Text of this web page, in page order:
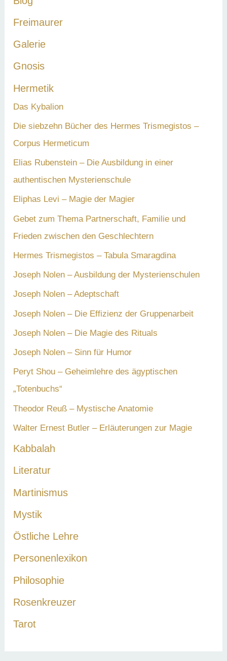
:Freimaurer
Galerie
Gnosis
Hermetik
Das Kybalion
Die siebzehn Bücher des Hermes Trismegistos –
Corpus Hermeticum
Elias Rubenstein – Die Ausbildung in einer
authentischen Mysterienschule
Eliphas Levi – Magie der Magier
Gebet zum Thema Partnerschaft, Familie und
Frieden zwischen den Geschlechtern
Hermes Trismegistos – Tabula Smaragdina
Joseph Nolen – Ausbildung der Mysterienschulen
Joseph Nolen – Adeptschaft
Joseph Nolen – Die Effizienz der Gruppenarbeit
Joseph Nolen – Die Magie des Rituals
Joseph Nolen – Sinn für Humor
Peryt Shou – Geheimlehre des ägyptischen
„Totenbuchs“
Theodor Reuß – Mystische Anatomie
Walter Ernest Butler – Erläuterungen zur Magie
Kabbalah
Literatur
Martinismus
Mystik
Östliche Lehre
Personenlexikon
Philosophie
Rosenkreuzer
Tarot